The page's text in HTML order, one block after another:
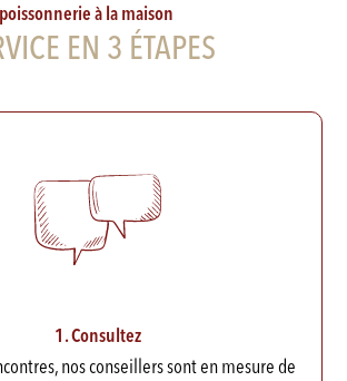
à la maison
EN 3 ÉTAPES
1. Consultez
nos conseillers sont en mesure de